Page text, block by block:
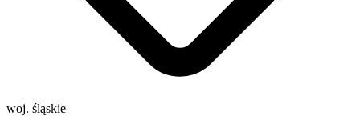
woj. śląskie